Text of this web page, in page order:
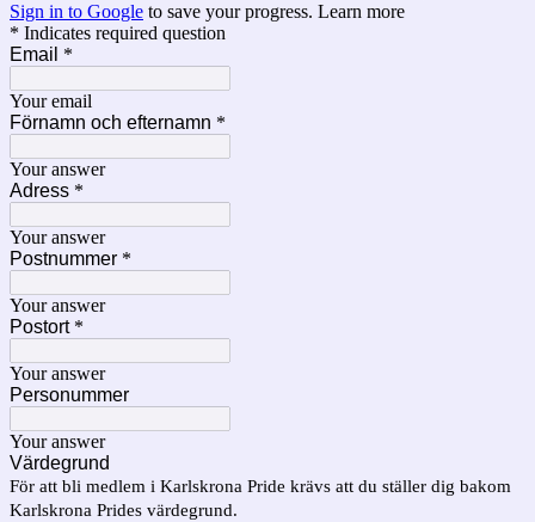
Sign in to Google to save your progress. Learn more
* Indicates required question
Email *
Your email
Förnamn och efternamn *
Your answer
Adress *
Your answer
Postnummer *
Your answer
Postort*
Your answer
Personummer
Your answer
Värdegrund
För att bli medlem i Karlskrona Pride krävs att du ställer dig bakom
Karlskrona Prides värdegrund.